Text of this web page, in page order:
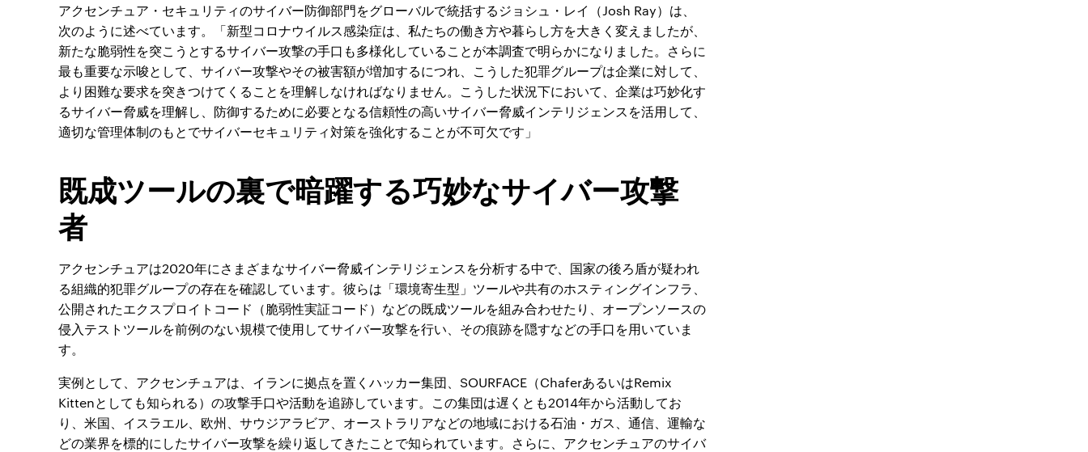
アクセンチュア・セキュリティのサイバー防御部門をグローバルで統括するジョシュ・レイ（Josh Ray）は、
次のように述べています。「新型コロナウイルス感染症は、私たちの働き方や暮らし方を大きく変えましたが、
新たな脆弱性を突こうとするサイバー攻撃の手口も多様化していることが本調査で明らかになりました。さらに
最も重要な示唆として、サイバー攻撃やその被害額が増加するにつれ、こうした犯罪グループは企業に対して、
より困難な要求を突きつけてくることを理解しなければなりません。こうした状況下において、企業は巧妙化す
るサイバー脅威を理解し、防御するために必要となる信頼性の高いサイバー脅威インテリジェンスを活用して、
適切な管理体制のもとでサイバーセキュリティ対策を強化することが不可欠です」
既成ツールの裏で暗躍する巧妙なサイバー攻撃
者
アクセンチュアは2020年にさまざまなサイバー脅威インテリジェンスを分析する中で、国家の後ろ盾が疑われ
る組織的犯罪グループの存在を確認しています。彼らは「環境寄生型」ツールや共有のホスティングインフラ、
公開されたエクスプロイトコード（脆弱性実証コード）などの既成ツールを組み合わせたり、オープンソースの
侵入テストツールを前例のない規模で使用してサイバー攻撃を行い、その痕跡を隠すなどの手口を用いていま
す。
実例として、アクセンチュアは、イランに拠点を置くハッカー集団、SOURFACE（ChaferあるいはRemix
Kittenとしても知られる）の攻撃手口や活動を追跡しています。この集団は遅くとも2014年から活動してお
り、米国、イスラエル、欧州、サウジアラビア、オーストラリアなどの地域における石油・ガス、通信、運輸な
どの業界を標的にしたサイバー攻撃を繰り返してきたことで知られています。さらに、アクセンチュアのサイバ